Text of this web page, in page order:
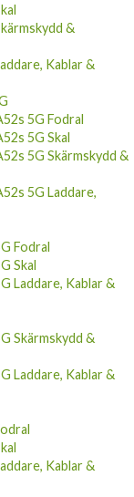
&
Kablar &
5G Fodral
5G Skal
5G Skärmskydd &
5G Laddare,
Fodral
Skal
Laddare, Kablar &
Skärmskydd &
Laddare, Kablar &
Kablar &